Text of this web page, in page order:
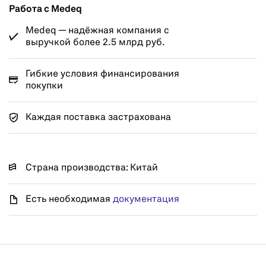
Работа с Medeq
Medeq — надёжная компания с
выручкой более 2.5 млрд руб.
Гибкие условия финансирования
покупки
Каждая поставка застрахована
Страна производства: Китай
Есть необходимая документация